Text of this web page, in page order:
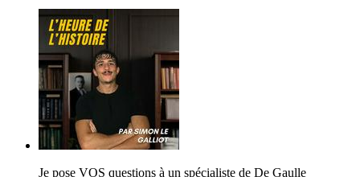
Je pose VOS questions à un spécialiste de De Gaulle